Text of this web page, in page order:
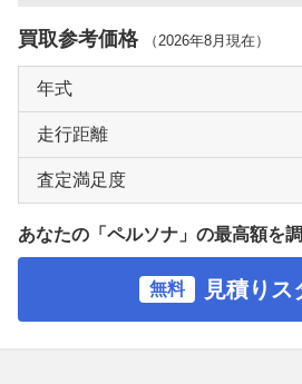
買取参考価格 （2026年8月 現在）
年式
走行距離
査定満足度
あなたの「ペルソナ」の最高額を
無料 見積りス